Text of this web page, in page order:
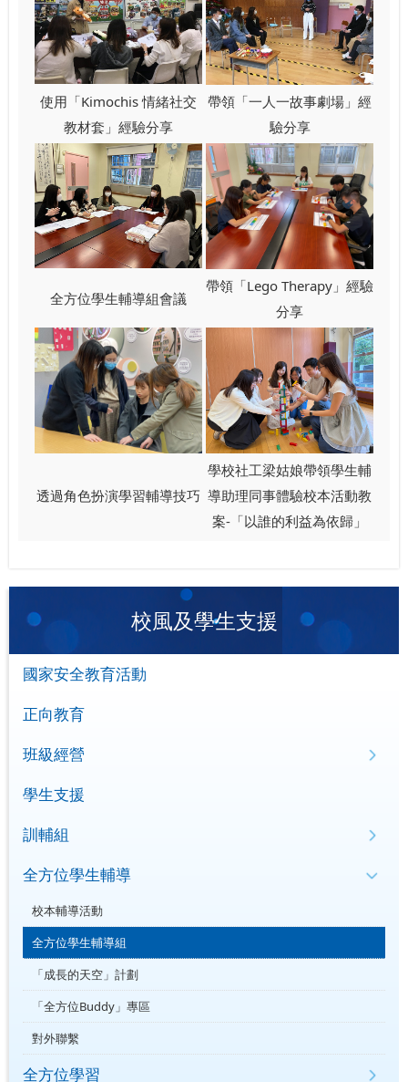
使用「Kimochis 情緒社交
教材套」經驗分享
帶領「一人一故事劇場」經
驗分享
全方位學生輔導組會議
帶領「Lego Therapy」經驗
分享
透過角色扮演學習輔導技巧
學校社工梁姑娘帶領學生輔
導助理同事體驗校本活動教
案-「以誰的利益為依歸」
校風及學生支援
國家安全教育活動
正向教育
班級經營
學生支援
訓輔組
全方位學生輔導
校本輔導活動
全方位學生輔導組
「成長的天空」計劃
「全方位Buddy」專區
對外聯繫
全方位學習